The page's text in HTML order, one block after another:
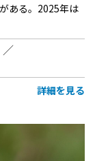
ある。2025年は
詳細を見る